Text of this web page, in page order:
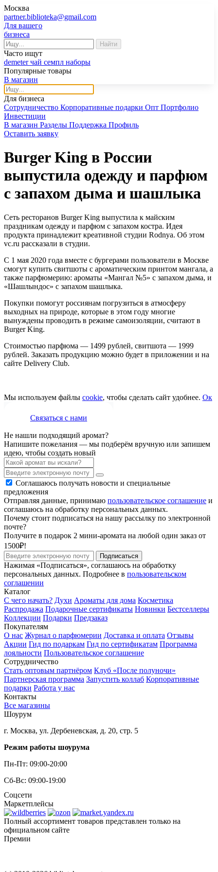
Москва
partner.biblioteka@gmail.com
Для вашего
бизнеса
Найти
Часто ищут
demeterчай семпл наборы
Популярные товары
В магазин
Для бизнеса
Сотрудничество Корпоративные подарки Опт Портфолио
Инвестиции
В магазин Разделы Поддержка Профиль
Оставить заявку
Burger King в России
выпустила одежду и парфюм
с запахом дыма и шашлыка
Сеть ресторанов Burger King выпустила к майским
праздникам одежду и парфюм с запахом костра. Идея
продукта принадлежит креативной студии Rodnya. Об этом
vc.ru рассказали в студии.
С 1 мая 2020 года вместе с бургерами пользователи в Москве
смогут купить свитшоты с ароматическим принтом мангала, а
также парфюмерию: ароматы «Мангал №5» с запахом дыма, и
«Шашлындос» с запахом шашлыка.
Покупки помогут россиянам погрузиться в атмосферу
выходных на природе, которые в этом году многие
вынуждены проводить в режиме самоизоляции, считают в
Burger King.
Стоимостью парфюма — 1499 рублей, свитшота — 1999
рублей. Заказать продукцию можно будет в приложении и на
сайте Delivery Club.
Мы используем файлы cookie, чтобы сделать сайт удобнее. Ок
Связаться с нами
Не нашли подходящий аромат?
Напишите пожелания — мы подберём вручную или запишем
идею, чтобы создать новый
Соглашаюсь получать новости и специальные
предложения
Отправляя данные, принимаю пользовательское соглашение и
соглашаюсь на обработку персональных данных.
Почему стоит подписаться на нашу рассылку по электронной
почте?
Получите в подарок 2 мини-аромата на любой один заказ от
1500₽!
Подписаться
Нажимая «Подписаться», соглашаюсь на обработку
персональных данных. Подробнее в пользовательском
соглашении
Каталог
С чего начать? Духи Ароматы для дома Косметика
Распродажа Подарочные сертификаты Новинки Бестселлеры
Коллекции Подарки Предзаказ
Покупателям
О нас Журнал о парфюмерии Доставка и оплата Отзывы
Акции Гид по подаркам Гид по сертификатам Программа
лояльности Пользовательское соглашение
Сотрудничество
Стать оптовым партнёром Клуб «После полуночи»
Партнерская программа Запустить коллаб Корпоративные
подарки Работа у нас
Контакты
Все магазины
Шоурум
г. Москва, ул. Дербеневская, д. 20, стр. 5
Режим работы шоурума
Пн-Пт: 09:00-20:00
Сб-Вс: 09:00-19:00
Соцсети
Маркетплейсы
Полный ассортимент товаров представлен только на
официальном сайте
Премии